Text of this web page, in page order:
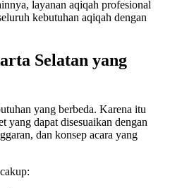
layanan aqiqah profesional
kebutuhan aqiqah dengan
Selatan yang
yang berbeda. Karena itu
yang dapat disesuaikan dengan
dan konsep acara yang